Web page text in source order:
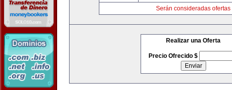
Serán consideradas ofertas
Realizar una Oferta
Precio Ofrecido $